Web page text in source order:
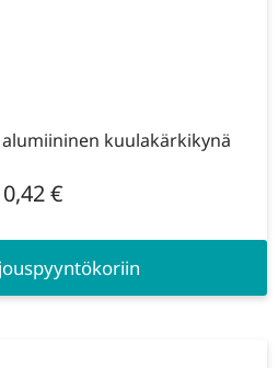
alumiininen kuulakärkikynä
0,42€